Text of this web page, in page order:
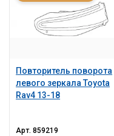
Повторитель поворота
левого зеркала Toyota
Rav4 13-18
Арт.859219